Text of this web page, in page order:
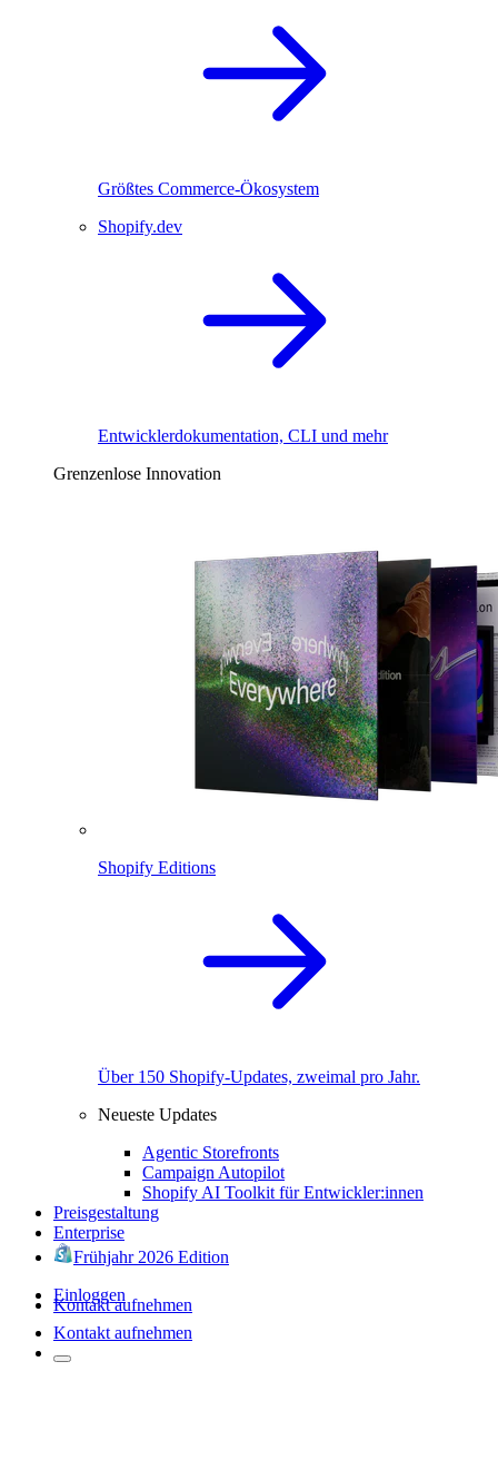
Größtes Commerce-Ökosystem
Shopify.dev
Entwicklerdokumentation, CLI und mehr
Grenzenlose Innovation
Shopify Editions
Über 150 Shopify-Updates, zweimal pro Jahr.
Neueste Updates
Agentic Storefronts
Campaign Autopilot
Shopify AI Toolkit für Entwickler:innen
Preisgestaltung
Enterprise
Frühjahr 2026 Edition
Einloggen
Kontakt aufnehmen
Kontakt aufnehmen